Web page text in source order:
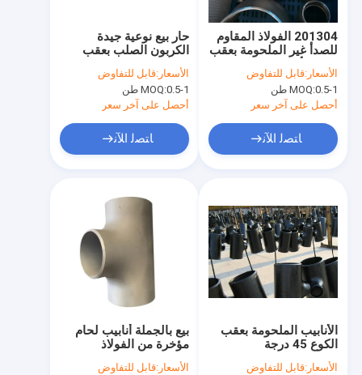
منتجات
معلومات عنا
جولة في المعمل
اتصل بنا
حار بيع نوعية جيدة
الكربون الصلب بعقب
الملحومة الانابيب
الأسعار:قابل للتفاوض
MOQ:0.5-1 طن
أحصل على آخر سعر
ﺎﺘﺼﻟ ﺍﻶﻧ
201304 الفولاذ المقاوم
للصدأ غير الملحومة بعقب
لحام الأنابيب المناسب
الكوع الأنابيب غير
الملحومة
الأسعار:قابل للتفاوض
MOQ:0.5-1 طن
أحصل على آخر سعر
ﺎﺘﺼﻟ ﺍﻶﻧ
بيع بالجملة أنابيب لحام
مؤخرة من الفولاذ
الكربوني غير المقوى
الأسعار:قابل للتفاوض
الأنابيب الملحومة بعقب
الكوع 45 درجة
الأسعار:قابل للتفاوض